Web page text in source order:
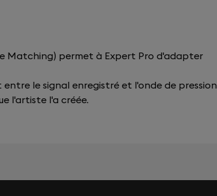
Matching) permet à Expert Pro d'adapter
le signal enregistré et l'onde de pression
l'artiste l'a créée.